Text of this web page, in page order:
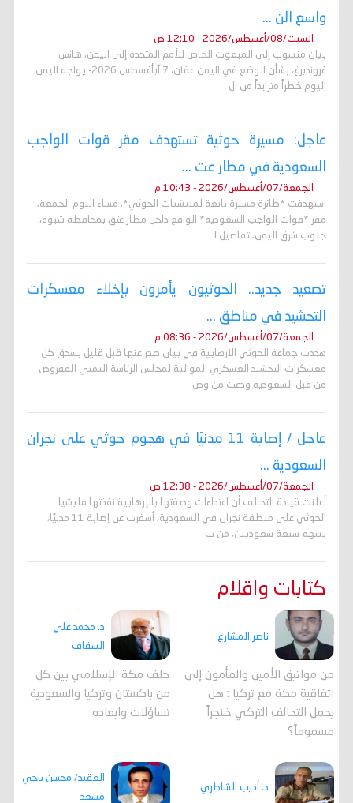
واسع الن ...
السبت/08/أغسطس/2026 - 12:10 ص
بيان منسوب إلى المبعوث الخاص للأمم المتحدة إلى اليمن، هانس
غروندبرغ، بشأن الوضع في اليمن عمّان، 7 آبأغسطس 2026- يواجه اليمن
اليوم خطراً متزايداً من ال
عاجل: مسيرة حوثية تستهدف مقر قوات الواجب
السعودية في مطار عت ...
الجمعة/07/أغسطس/2026 - 10:43 م
استهدفت *طائرة مسيرة تابعة لمليشيات الحوثي*، مساء اليوم الجمعة،
مقر *قوات الواجب السعودية* الواقع داخل مطار عتق بمحافظة شبوة،
جنوب شرق اليمن. تفاصيل ا
تصعيد جديد.. الحوثيون يأمرون بإخلاء معسكرات
التحشيد في مناطق ...
الجمعة/07/أغسطس/2026 - 08:36 م
هددت جماعة الحوثي الارهابية في بيان صدر عنها قبل قليل بسحق كل
معسكرات التحشيد العسكري الموالية لمجلس الرئاسة اليمني المفروض
من قبل السعودية ودعت من وص
عاجل / إصابة 11 مدنيًا في هجوم حوثي على نجران
السعودية ...
الجمعة/07/أغسطس/2026 - 12:38 ص
أعلنت قيادة التحالف أن اعتداءات وصفتها بالإرهابية نفذتها مليشيا
الحوثي على منطقة نجران في السعودية، أسفرت عن إصابة 11 مدنيًا،
بينهم سبعة سعوديين، من ب
كتابات واقلام
ناصر المشارع
من مواثيق الأمين والمأمون إلى
اتفاقية مكة مع تركيا : هل
يحمل التحالف التركي خنجراً
مسموماً؟
د. محمد علي
السقاف
حلف مكة الإسلامي بين كل
من باكستان وتركيا والسعودية
تساؤلات وابعاده
د. أديب الشاطري
العقيد/ محسن ناجي
مسعد